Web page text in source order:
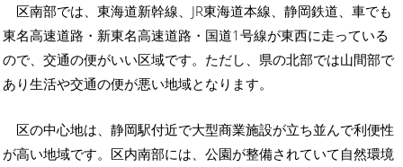
区南部では、東海道新幹線、JR東海道本線、静岡鉄道、車でも
東名高速道路・新東名高速道路・国道1号線が東西に走っている
ので、交通の便がいい区域です。ただし、県の北部では山間部で
あり生活や交通の便が悪い地域となります。
区の中心地は、静岡駅付近で大型商業施設が立ち並んで利便性
が高い地域です。区内南部には、公園が整備されていて自然環境